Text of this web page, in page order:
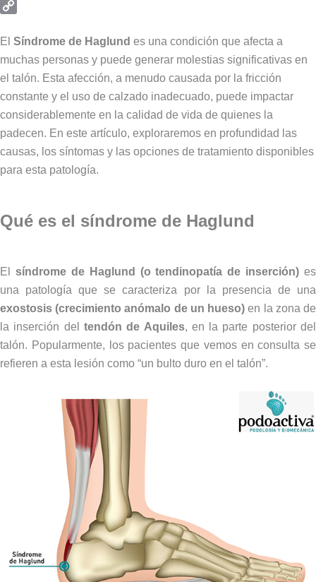
Email
Link
El Síndrome de Haglund es una condición que afecta a
muchas personas y puede generar molestias significativas en
el talón. Esta afección, a menudo causada por la fricción
constante y el uso de calzado inadecuado, puede impactar
considerablemente en la calidad de vida de quienes la
padecen. En este artículo, exploraremos en profundidad las
causas, los síntomas y las opciones de tratamiento disponibles
para esta patología.
Qué es el síndrome de Haglund
El síndrome de Haglund (o tendinopatía de inserción) es
una patología que se caracteriza por la presencia de una
exostosis (crecimiento anómalo de un hueso) en la zona de
la inserción del tendón de Aquiles, en la parte posterior del
talón. Popularmente, los pacientes que vemos en consulta se
refieren a esta lesión como “un bulto duro en el talón”.